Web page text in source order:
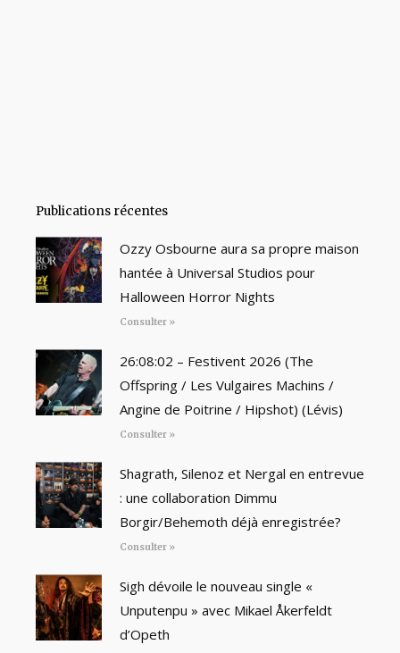
Publications récentes
Ozzy Osbourne aura sa propre maison
hantée à Universal Studios pour
Halloween Horror Nights
Consulter »
26:08:02 – Festivent 2026 (The
Offspring / Les Vulgaires Machins /
Angine de Poitrine / Hipshot) (Lévis)
Consulter »
Shagrath, Silenoz et Nergal en entrevue
: une collaboration Dimmu
Borgir/Behemoth déjà enregistrée?
Consulter »
Sigh dévoile le nouveau single «
Unputenpu » avec Mikael Åkerfeldt
d’Opeth